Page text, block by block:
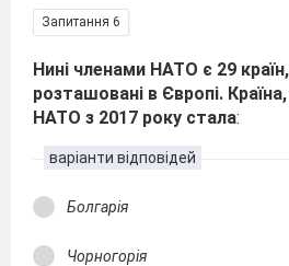
Запитання 6
Нині членами НАТО є 29
розташовані в Європі.
НАТО з 2017 року стала:
варіанти відповідей
Болгарія
Чорногорія